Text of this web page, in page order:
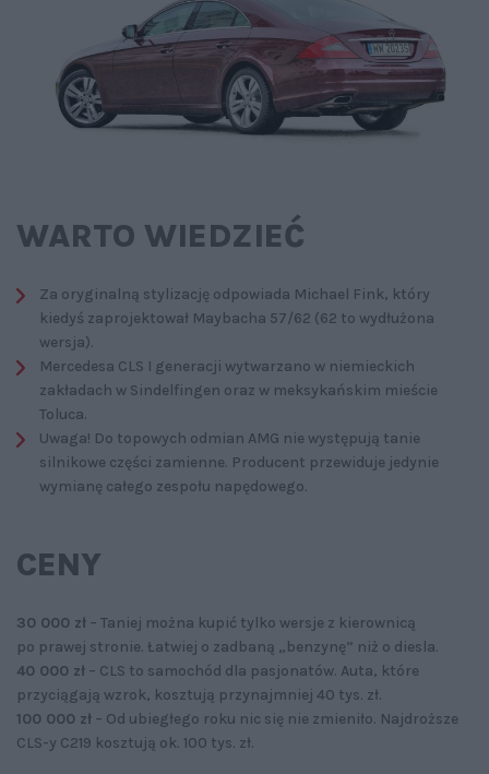
WARTO WIEDZIEĆ
Za oryginalną stylizację odpowiada Michael Fink, który
kiedyś zaprojektował Maybacha 57/62 (62 to wydłużona
wersja).
Mercedesa CLS I generacji wytwarzano w niemieckich
zakładach w Sindelfingen oraz w meksykańskim mieście
Toluca.
Uwaga! Do topowych odmian AMG nie występują tanie
silnikowe części zamienne. Producent przewiduje jedynie
wymianę całego zespołu napędowego.
CENY
30 000 zł – Taniej można kupić tylko wersje z kierownicą
po prawej stronie. Łatwiej o zadbaną „benzynę” niż o diesla.
40 000 zł – CLS to samochód dla pasjonatów. Auta, które
przyciągają wzrok, kosztują przynajmniej 40 tys. zł.
100 000 zł – Od ubiegłego roku nic się nie zmieniło. Najdroższe
CLS-y C219 kosztują ok. 100 tys. zł.